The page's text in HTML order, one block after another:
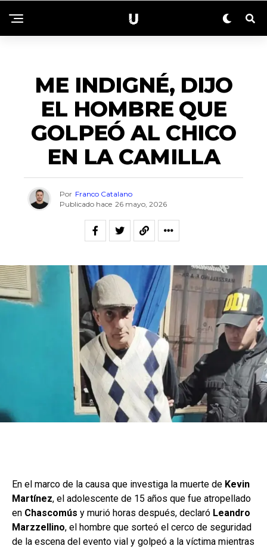
ME INDIGNÉ, DIJO
EL HOMBRE QUE
GOLPEÓ AL CHICO
EN LA CAMILLA
Por Franco Catalano
Publicado hace 26 mayo, 2026
En el marco de la causa que investiga la muerte de Kevin
Martínez, el adolescente de 15 años que fue atropellado
en Chascomús y murió horas después, declaró Leandro
Marzzellino, el hombre que sorteó el cerco de seguridad
de la escena del evento vial y golpeó a la víctima mientras